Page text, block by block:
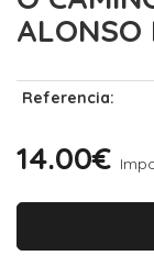
ALONSO
Referencia:
14.00€